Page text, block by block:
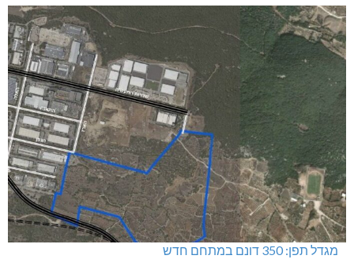
האלימות משתוללת!